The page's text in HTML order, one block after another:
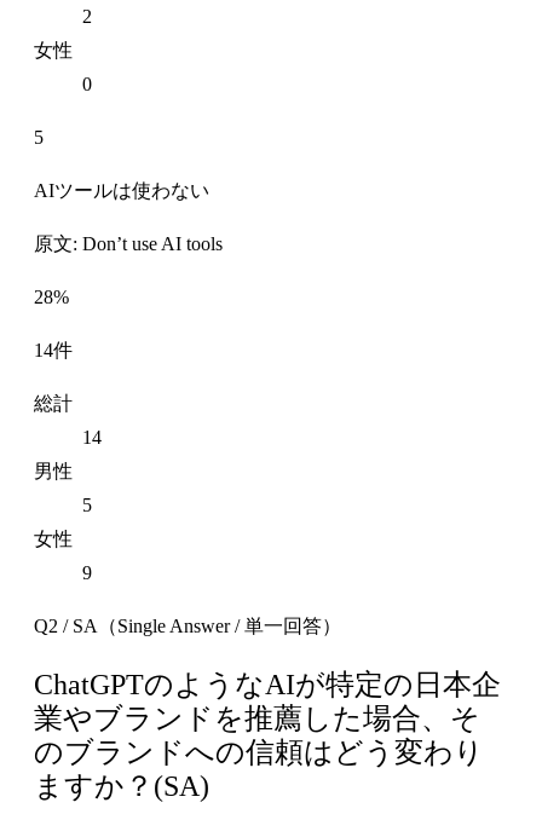
2
女性
0
5
AIツールは使わない
原文: Don’t use AI tools
28%
14件
総計
14
男性
5
女性
9
Q2 / SA（Single Answer / 単一回答）
ChatGPTのようなAIが特定の日本企
業やブランドを推薦した場合、そ
のブランドへの信頼はどう変わり
ますか？(SA)